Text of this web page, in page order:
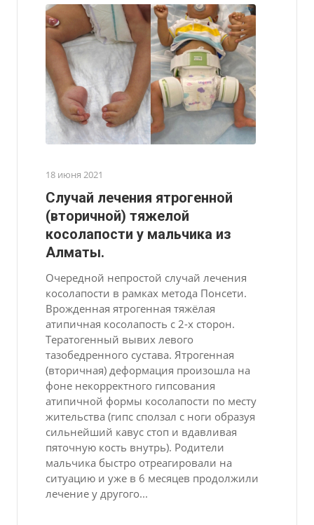
18 июня 2021
Случай лечения ятрогенной
(вторичной) тяжелой
косолапости у мальчика из
Алматы.
Очередной непростой случай лечения
косолапости в рамках метода Понсети.
Врожденная ятрогенная тяжёлая
атипичная косолапость с 2-х сторон.
Тератогенный вывих левого
тазобедренного сустава. Ятрогенная
(вторичная) деформация произошла на
фоне некорректного гипсования
атипичной формы косолапости по месту
жительства (гипс сползал с ноги образуя
сильнейший кавус стоп и вдавливая
пяточную кость внутрь). Родители
мальчика быстро отреагировали на
ситуацию и уже в 6 месяцев продолжили
лечение у другого...